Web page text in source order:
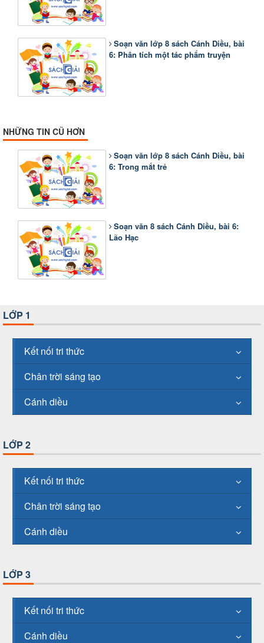
Soạn văn lớp 8 sách Cánh Diều, bài
6: Phân tích một tác phẩm truyện
NHỮNG TIN CŨ HƠN
Soạn văn lớp 8 sách Cánh Diều, bài
6: Trong mắt trẻ
Soạn văn 8 sách Cánh Diều, bài 6:
Lão Hạc
LỚP 1
Kết nối tri thức
Chân trời sáng tạo
Cánh diều
LỚP 2
Kết nối tri thức
Chân trời sáng tạo
Cánh diều
LỚP 3
Kết nối tri thức
Cánh diều